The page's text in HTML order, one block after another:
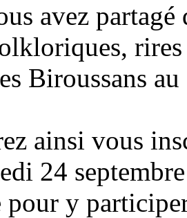
avez partagé
Biroussans
ainsi vous
24
y